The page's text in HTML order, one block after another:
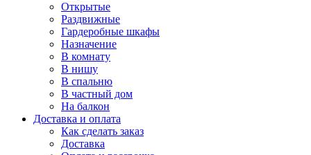
Открытые
Раздвижные
Гардеробные шкафы
Назначение
В комнату
В нишу
В спальню
В частный дом
На балкон
Доставка и оплата
Как сделать заказ
Доставка